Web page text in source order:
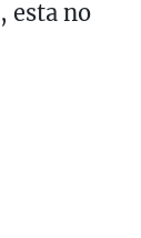
esta no